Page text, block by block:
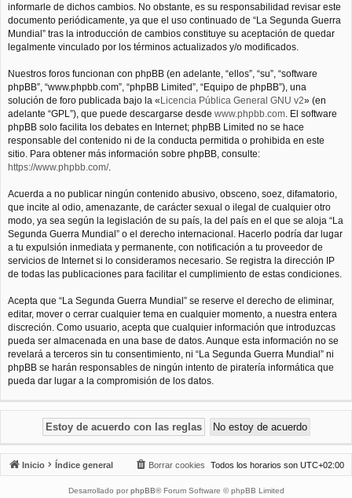
informarle de dichos cambios. No obstante, es su responsabilidad revisar este
documento periódicamente, ya que el uso continuado de “La Segunda Guerra
Mundial” tras la introducción de cambios constituye su aceptación de quedar
legalmente vinculado por los términos actualizados y/o modificados.
Nuestros foros funcionan con phpBB (en adelante, “ellos”, “su”, “software
phpBB”, “www.phpbb.com”, “phpBB Limited”, “Equipo de phpBB”), una
solución de foro publicada bajo la «Licencia Pública General GNU v2» (en
adelante “GPL”), que puede descargarse desde www.phpbb.com. El software
phpBB solo facilita los debates en Internet; phpBB Limited no se hace
responsable del contenido ni de la conducta permitida o prohibida en este
sitio. Para obtener más información sobre phpBB, consulte:
https://www.phpbb.com/.
Acuerda a no publicar ningún contenido abusivo, obsceno, soez, difamatorio,
que incite al odio, amenazante, de carácter sexual o ilegal de cualquier otro
modo, ya sea según la legislación de su país, la del país en el que se aloja “La
Segunda Guerra Mundial” o el derecho internacional. Hacerlo podría dar lugar
a tu expulsión inmediata y permanente, con notificación a tu proveedor de
servicios de Internet si lo consideramos necesario. Se registra la dirección IP
de todas las publicaciones para facilitar el cumplimiento de estas condiciones.
Acepta que “La Segunda Guerra Mundial” se reserve el derecho de eliminar,
editar, mover o cerrar cualquier tema en cualquier momento, a nuestra entera
discreción. Como usuario, acepta que cualquier información que introduzcas
pueda ser almacenada en una base de datos. Aunque esta información no se
revelará a terceros sin tu consentimiento, ni “La Segunda Guerra Mundial” ni
phpBB se harán responsables de ningún intento de piratería informática que
pueda dar lugar a la compromisión de los datos.
Inicio Índice general Todos los horarios son UTC+02:00
Borrar cookies
Desarrollado por phpBB® Forum Software © phpBB Limited